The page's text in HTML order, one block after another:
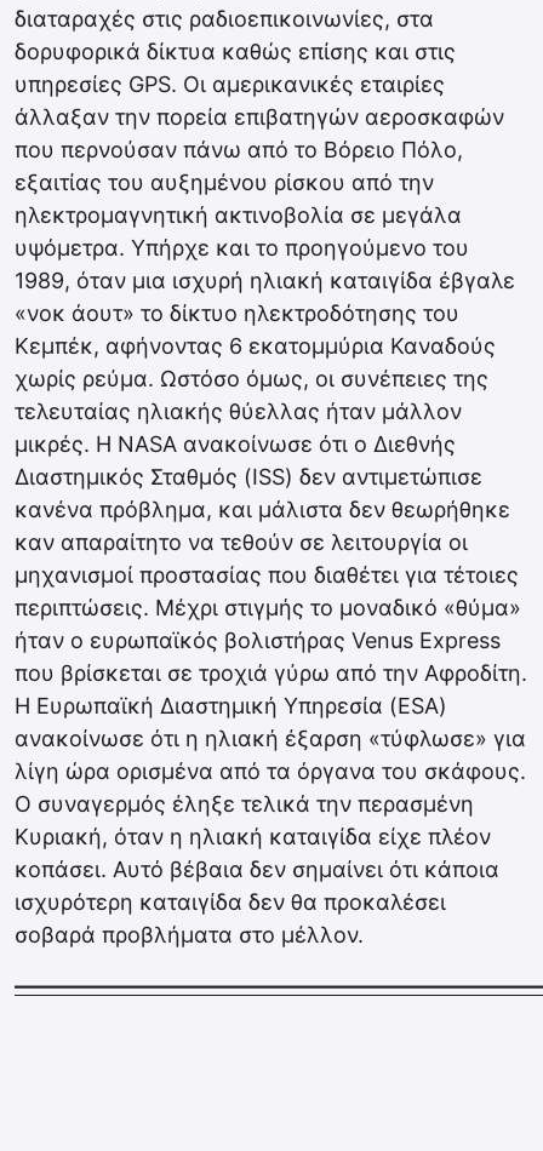
διαταραχές στις ραδιοεπικοινωνίες, στα
δορυφορικά δίκτυα καθώς επίσης και στις
υπηρεσίες GPS. Οι αμερικανικές εταιρίες
άλλαξαν την πορεία επιβατηγών αεροσκαφών
που περνούσαν πάνω από το Βόρειο Πόλο,
εξαιτίας του αυξημένου ρίσκου από την
ηλεκτρομαγνητική ακτινοβολία σε μεγάλα
υψόμετρα. Υπήρχε και το προηγούμενο του
1989, όταν μια ισχυρή ηλιακή καταιγίδα έβγαλε
«νοκ άουτ» το δίκτυο ηλεκτροδότησης του
Κεμπέκ, αφήνοντας 6 εκατομμύρια Καναδούς
χωρίς ρεύμα. Ωστόσο όμως, οι συνέπειες της
τελευταίας ηλιακής θύελλας ήταν μάλλον
μικρές. Η NASA ανακοίνωσε ότι ο Διεθνής
Διαστημικός Σταθμός (ISS) δεν αντιμετώπισε
κανένα πρόβλημα, και μάλιστα δεν θεωρήθηκε
καν απαραίτητο να τεθούν σε λειτουργία οι
μηχανισμοί προστασίας που διαθέτει για τέτοιες
περιπτώσεις. Μέχρι στιγμής το μοναδικό «θύμα»
ήταν ο ευρωπαϊκός βολιστήρας Venus Express
που βρίσκεται σε τροχιά γύρω από την Αφροδίτη.
Η Ευρωπαϊκή Διαστημική Υπηρεσία (ESA)
ανακοίνωσε ότι η ηλιακή έξαρση «τύφλωσε» για
λίγη ώρα ορισμένα από τα όργανα του σκάφους.
Ο συναγερμός έληξε τελικά την περασμένη
Κυριακή, όταν η ηλιακή καταιγίδα είχε πλέον
κοπάσει. Αυτό βέβαια δεν σημαίνει ότι κάποια
ισχυρότερη καταιγίδα δεν θα προκαλέσει
σοβαρά προβλήματα στο μέλλον.